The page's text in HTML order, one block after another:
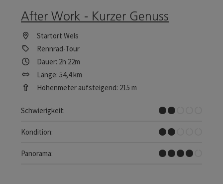
After Work - Kurzer Genuss
Startort Wels
Rennrad-Tour
Dauer: 2h 22m
Länge: 54,4 km
Höhenmeter aufsteigend: 215 m
Schwierigkeit:
Leicht
Kondition:
Leicht
Panorama:
Tolles Panorama